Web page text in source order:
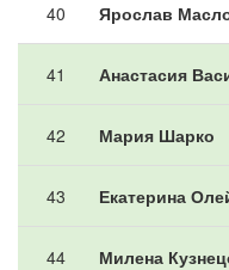
40 Ярослав
41 Анастасия
42 Мария Шарко
43 Екатерина
44 Милена